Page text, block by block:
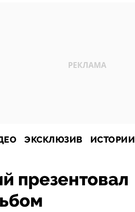
ЭКСКЛЮЗИВ ИСТОРИИ
презентовал